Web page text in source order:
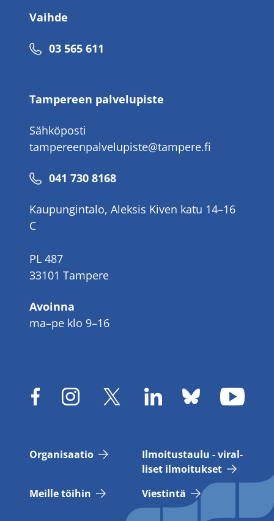
Vaihde
Puhelinnumero
03 565 611
Tampereen palvelupiste
Sähköposti
tampereenpalvelupiste@tampere.fi
Puhelinnumero
041 730 8168
Kaupungintalo, Aleksis Kiven katu 14–16
C
PL 487
33101 Tampere
Avoinna
ma–pe klo 9–16
Or­ga­ni­saa­tio
Il­moi­tus­tau­lu - vi­ral­
li­set il­moi­tuk­set
Meil­le töi­hin
Vies­tin­tä